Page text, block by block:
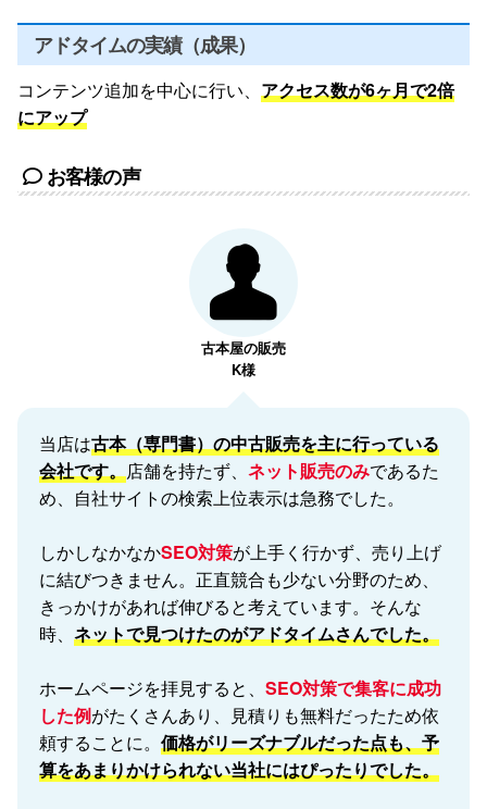
アドタイムの実績（成果）
コンテンツ追加を中心に行い、 アクセス数が6ヶ月で2倍
にアップ
お客様の声
古本屋の販売
K様
当店は古本（専門書）の中古販売を主に行っている
会社です。店舗を持たず、 ネット販売のみであるた
め、自社サイトの検索上位表示は急務でした。
しかしなかなかSEO対策が上手く行かず、売り上げ
に結びつきません。正直競合も少ない分野のため、
きっかけがあれば伸びると考えています。そんな
時、 ネットで見つけたのがアドタイムさんでした。
ホームページを拝見すると、 SEO対策で集客に成功
した例がたくさんあり、見積りも無料だったため依
頼することに。 価格がリーズナブルだった点も、予
算をあまりかけられない当社にはぴったりでした。